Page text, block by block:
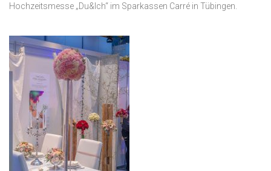
Hochzeitsmesse „Du&Ich“ im Sparkassen Carré in Tübingen.